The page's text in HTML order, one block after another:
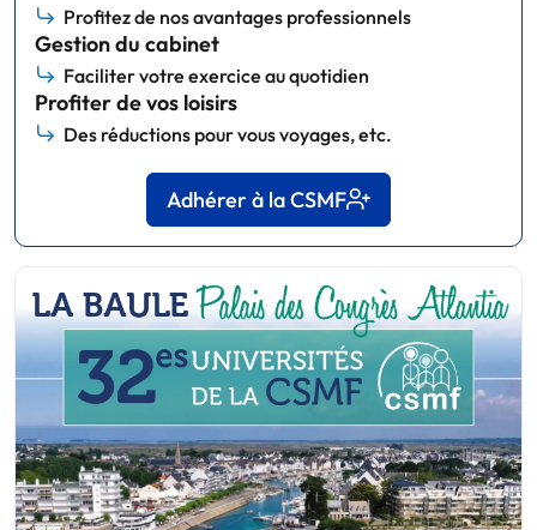
Profitez de nos avantages professionnels
Gestion du cabinet
Faciliter votre exercice au quotidien
Profiter de vos loisirs
Des réductions pour vous voyages, etc.
Adhérer à la CSMF